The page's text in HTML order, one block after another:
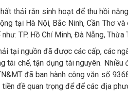
thải rắn sinh hoạt để thu hồi
tại Hà Nội, Bắc Ninh, Cần Thơ
TP. Hồ Chí Minh, Đà Nẵng, Thừa
tại nguồn đã được các cấp, các
tái chế, tận dụng tài nguyên.
đã ban hành công văn số
đề quan trọng để để các địa